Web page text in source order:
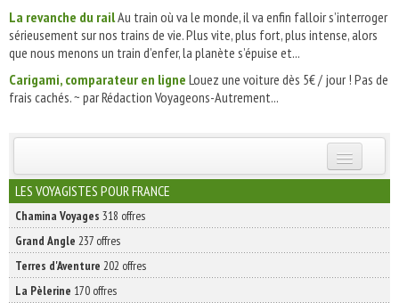
La revanche du railAu train où va le monde, il va enfin falloir s’interroger
sérieusement sur nos trains de vie. Plus vite, plus fort, plus intense, alors
que nous menons un train d’enfer, la planète s’épuise et...
Carigami, comparateur en ligne Louez une voiture dès 5€ / jour ! Pas de
frais cachés. ~ par Rédaction Voyageons-Autrement...
INSCRIVEZ-VOUS | ABONNEZ-VOUS
LES VOYAGISTES POUR FRANCE
Chamina Voyages 318 offres
Grand Angle 237 offres
Terres d'Aventure 202 offres
La Pèlerine 170 offres